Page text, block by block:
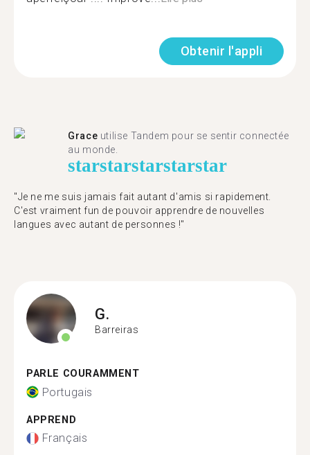
Obtenir l'appli
Grace utilise Tandem pour se sentir connectée
au monde.
starstarstarstarstar
"Je ne me suis jamais fait autant d'amis si rapidement.
C'est vraiment fun de pouvoir apprendre de nouvelles
langues avec autant de personnes !"
G.
Barreiras
PARLE COURAMMENT
Portugais
APPREND
Français